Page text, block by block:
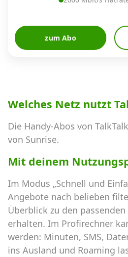
zum Abo
Welches Netz nutzt
Die Handy-Abos von
von Sunrise.
Mit deinem
Im Modus „Schnell und
Angebote nach belieben
Überblick zu den
erhalten. Im Profirechner
werden: Minuten, SMS,
ins Ausland und Roaming